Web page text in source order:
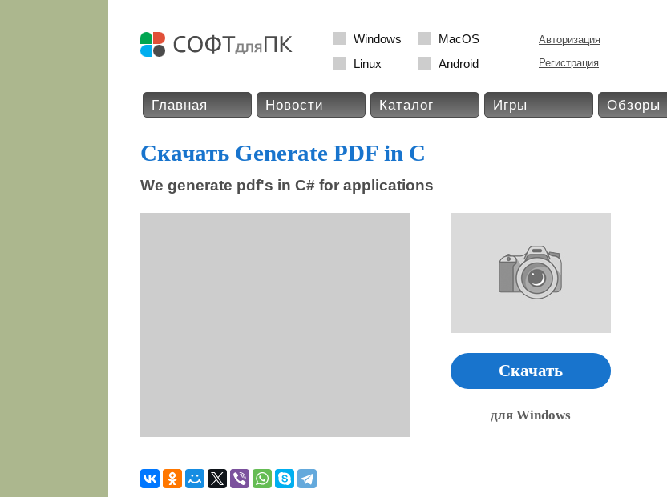
Windows
MacOS
Linux
Android
Авторизация
Регистрация
Главная Новости Каталог Игры Обзоры
Скачать Generate PDF in C
We generate pdf's in C# for applications
Скачать
для Windows